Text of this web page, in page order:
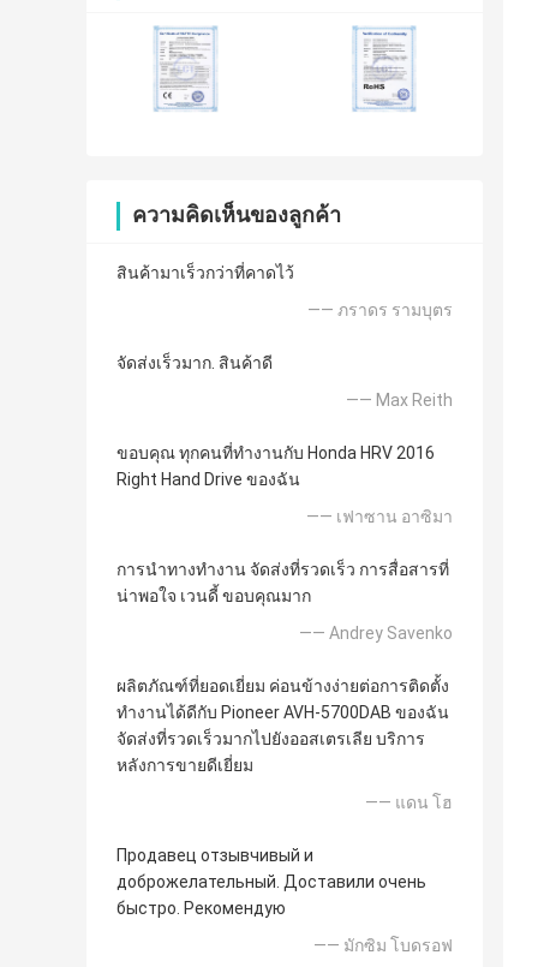
ความคิดเห็นของลูกค้า
สินค้ามาเร็วกว่าที่คาดไว้
—— ภราดร รามบุตร
จัดส่งเร็วมาก. สินค้าดี
—— Max Reith
ขอบคุณ ทุกคนที่ทำงานกับ Honda HRV 2016
Right Hand Drive ของฉัน
—— เฟาซาน อาซิมา
การนำทางทำงาน จัดส่งที่รวดเร็ว การสื่อสารที่
น่าพอใจ เวนดี้ ขอบคุณมาก
—— Andrey Savenko
ผลิตภัณฑ์ที่ยอดเยี่ยม ค่อนข้างง่ายต่อการติดตั้ง
ทำงานได้ดีกับ Pioneer AVH-5700DAB ของฉัน
จัดส่งที่รวดเร็วมากไปยังออสเตรเลีย บริการ
หลังการขายดีเยี่ยม
—— แดน โฮ
Продавец отзывчивый и
доброжелательный. Доставили очень
быстро. Рекомендую
—— มักซิม โบดรอฟ